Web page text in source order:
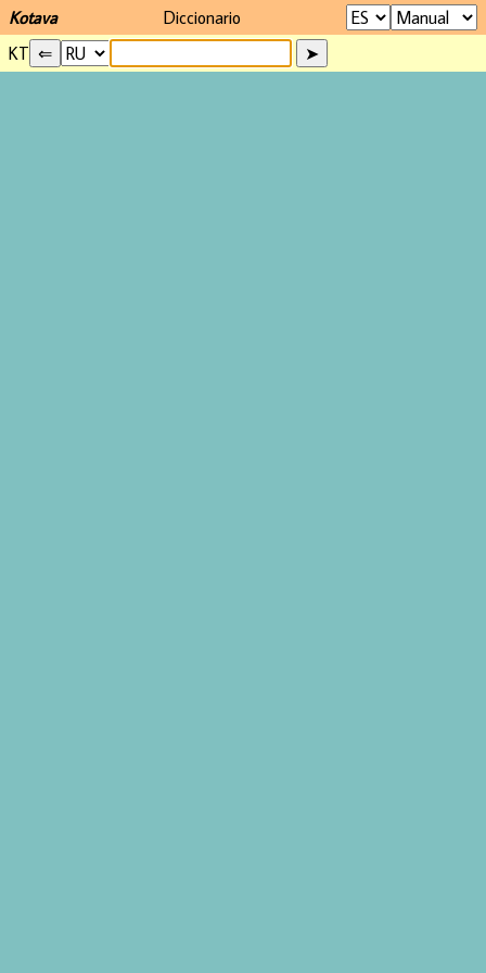
Kotava
Diccionario
KT